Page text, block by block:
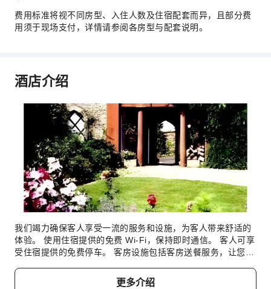
费用标准将视不同房型、入住人数及住宿配套而异，且部分费
用须于现场支付，详情请参阅各房型与配套说明。
酒店介绍
我们竭力确保客人享受一流的服务和设施，为客人带来舒适的
体验。 使用住宿提供的免费 Wi-Fi，保持即时通信。 客人可享
受住宿提供的免费停车。 客房设施包括客房送餐服务，让您放
空气。在白房子旅馆，每间客房均配备便利的设施，确保您享
更多介绍